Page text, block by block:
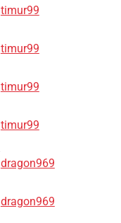
timur99
timur99
timur99
timur99
dragon969
dragon969